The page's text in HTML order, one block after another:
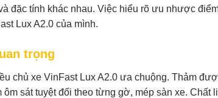
đặc tính khác nhau. Việc hiểu rõ ưu nhược
Lux A2.0 của mình.
trọng
chủ xe VinFast Lux A2.0 ưa chuộng. Thảm
sát tuyệt đối theo từng gờ, mép sàn xe. Chất